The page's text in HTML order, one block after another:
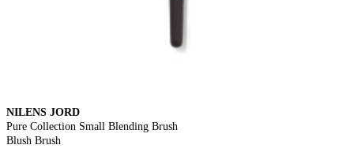
NILENS JORD
Pure Collection Small Blending Brush
Blush Brush